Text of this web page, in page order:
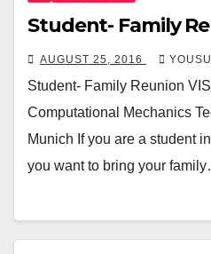
Student- Family
AUGUST 25, 2016
Student- Family Reunion
Computational Mechanics
Munich If you are a student
you want to bring your